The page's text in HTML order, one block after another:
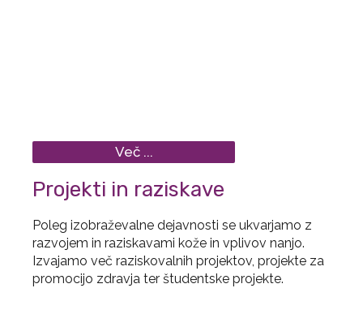
Več ...
Projekti in raziskave
Poleg izobraževalne dejavnosti se ukvarjamo z
razvojem in raziskavami kože in vplivov nanjo.
Izvajamo več raziskovalnih projektov, projekte za
promocijo zdravja ter študentske projekte.